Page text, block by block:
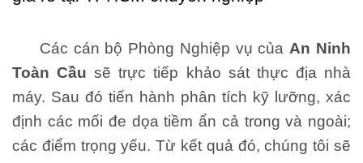
Các cán bộ Phòng Nghiệp vụ của An Ninh
Toàn Cầu sẽ trực tiếp khảo sát thực địa nhà
máy. Sau đó tiến hành phân tích kỹ lưỡng, xác
định các mối đe dọa tiềm ẩn cả trong và ngoài;
các điểm trọng yếu. Từ kết quả đó, chúng tôi sẽ